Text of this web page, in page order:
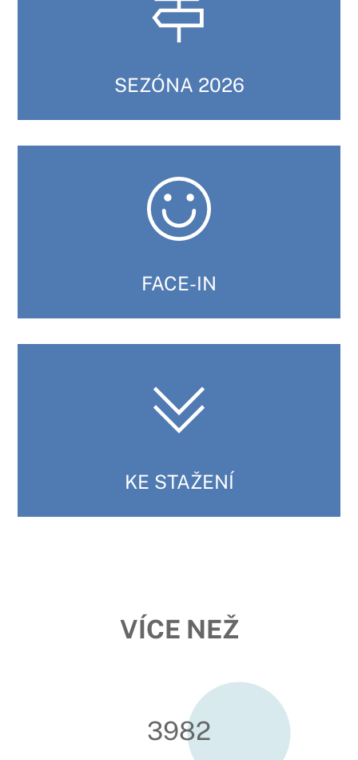
SEZÓNA 2026
FACE-IN
KE STAŽENÍ
VÍCE NEŽ
3991